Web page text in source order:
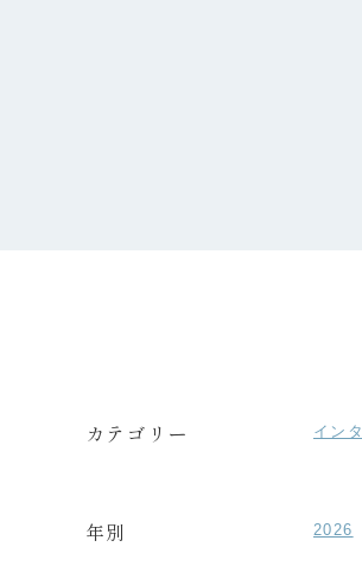
カテゴリー イン
年別 2026